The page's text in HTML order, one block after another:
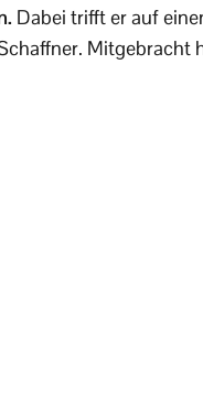
Dabei trifft er auf
Mitgebracht